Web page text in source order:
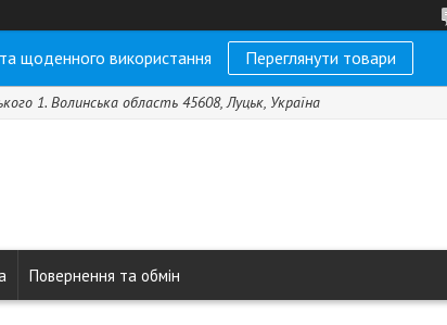
щоденного використання Переглянути товари
1. Волинська область 45608, Луцьк, Україна
Повернення та обмін